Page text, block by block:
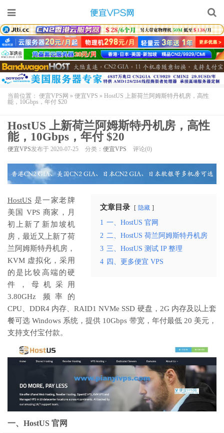
当前位置： 便宜VPS网 » 便宜VPS » HostUS 上新荷兰阿姆斯特丹机房，高性
能，10Gbps，年付 $20
HostUS 上新荷兰阿姆斯特丹机房，高性
能，10Gbps，年付 $20
便宜VPS发布于 2020-07-25 分类： 便宜VPS 评论(0)
文章目录 隐藏
1 一、HostUS 官网
2 二、HostUS 荷兰阿姆斯特丹机房
3 三、HostUS 测试 IP 整理
4 四、更多便宜 VPS
HostUS 是一家老牌
美国 VPS 商家，月
初上新了新加坡机
房，最近又上新了荷
兰阿姆斯特丹机房，
KVM 虚拟化，采用
的是比较高端的硬
件，母机采用
3.80GHz 频率的
CPU、DDR4 内存、RAID1 NVMe SSD 硬盘，2G 内存及以上套
餐可选 Windows 系统，提供 10Gbps 带宽，年付最低 20 美元，
支持支付宝付款。
一、HostUS 官网